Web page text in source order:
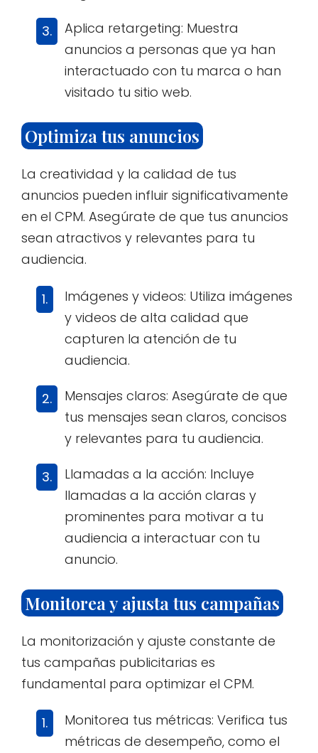
Aplica retargeting: Muestra
anuncios a personas que ya han
interactuado con tu marca o han
visitado tu sitio web.
Optimiza tus anuncios
La creatividad y la calidad de tus
anuncios pueden influir significativamente
en el CPM. Asegúrate de que tus anuncios
sean atractivos y relevantes para tu
audiencia.
Imágenes y videos: Utiliza imágenes
y videos de alta calidad que
capturen la atención de tu
audiencia.
Mensajes claros: Asegúrate de que
tus mensajes sean claros, concisos
y relevantes para tu audiencia.
Llamadas a la acción: Incluye
llamadas a la acción claras y
prominentes para motivar a tu
audiencia a interactuar con tu
anuncio.
Monitorea y ajusta tus campañas
La monitorización y ajuste constante de
tus campañas publicitarias es
fundamental para optimizar el CPM.
Monitorea tus métricas: Verifica tus
métricas de desempeño, como el